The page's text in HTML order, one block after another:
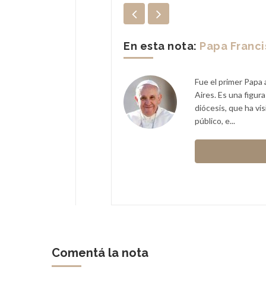
En esta nota: Papa
Fue el primer
Aires. Es una
diócesis, que ha
público, e...
Comentá la nota